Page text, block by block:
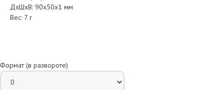
ДxШxВ: 90x50x1 мм
Вес: 7 г
Формат (в развороте)